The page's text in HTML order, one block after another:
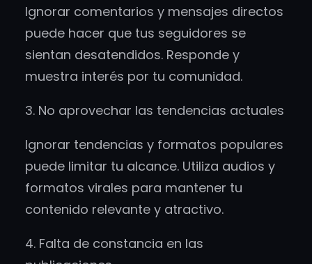
Ignorar comentarios y mensajes directos
puede hacer que tus seguidores se
sientan desatendidos. Responde y
muestra interés por tu comunidad.
3. No aprovechar las tendencias actuales
Ignorar tendencias y formatos populares
puede limitar tu alcance. Utiliza audios y
formatos virales para mantener tu
contenido relevante y atractivo.
4. Falta de constancia en las